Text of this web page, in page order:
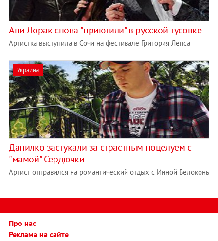
Ани Лорак снова "приютили" в русской тусовке
Артистка выступила в Сочи на фестивале Григория Лепса
Украина
Данилко застукали за страстным поцелуем с
"мамой" Сердючки
Артист отправился на романтический отдых с Инной Белоконь
Про нас
Реклама на сайте